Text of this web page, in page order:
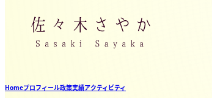
Homeプロフィール政策実績アクティビティ